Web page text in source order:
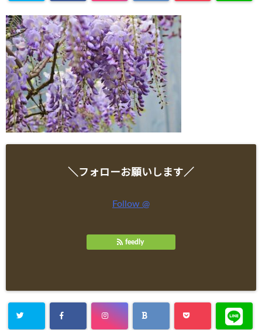
＼フォローお願いします／
Follow @
feedly